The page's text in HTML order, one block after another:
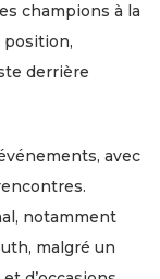
champions à la
position,
derrière
avec
notamment
malgré un